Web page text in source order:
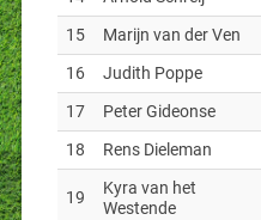
15
Marijn van der Ven
16
Judith Poppe
17
Peter Gideonse
18
Rens Dieleman
19
Kyra van het
Westende